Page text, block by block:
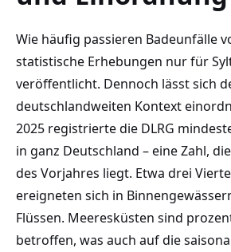
Wie häufig passieren Badeunfälle
statistische Erhebungen nur für
veröffentlicht. Dennoch lässt sich
deutschlandweiten Kontext
2025 registrierte die DLRG
in ganz Deutschland – eine Zahl,
des Vorjahres liegt. Etwa drei
ereigneten sich in
Flüssen. Meeresküsten sind
betroffen, was auch auf die